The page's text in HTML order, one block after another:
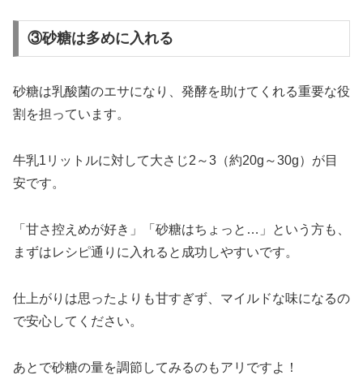
③砂糖は多めに入れる
砂糖は乳酸菌のエサになり、発酵を助けてくれる重要な役
割を担っています。
牛乳1リットルに対して大さじ2～3（約20g～30g）が目
安です。
「甘さ控えめが好き」「砂糖はちょっと…」という方も、
まずはレシピ通りに入れると成功しやすいです。
仕上がりは思ったよりも甘すぎず、マイルドな味になるの
で安心してください。
あとで砂糖の量を調節してみるのもアリですよ！